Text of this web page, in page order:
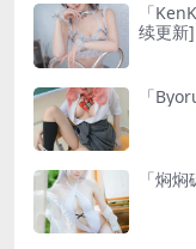
「
续更新]
「
「焖